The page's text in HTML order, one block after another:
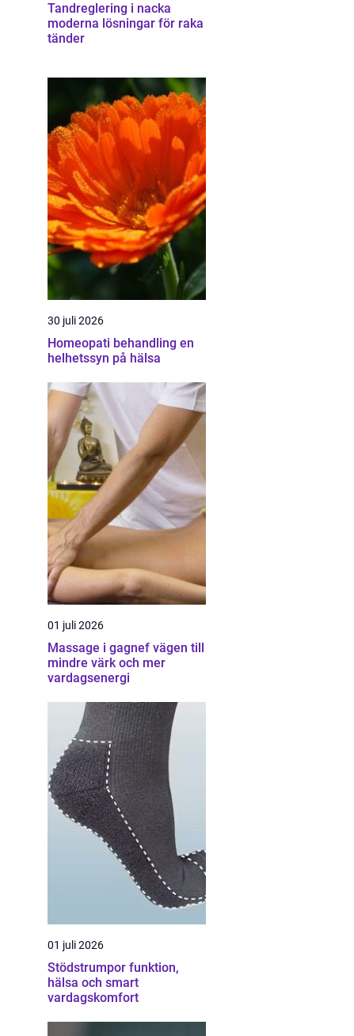
Tandreglering i nacka
moderna lösningar för raka
tänder
30 juli 2026
Homeopati behandling en
helhetssyn på hälsa
01 juli 2026
Massage i gagnef vägen till
mindre värk och mer
vardagsenergi
01 juli 2026
Stödstrumpor funktion,
hälsa och smart
vardagskomfort